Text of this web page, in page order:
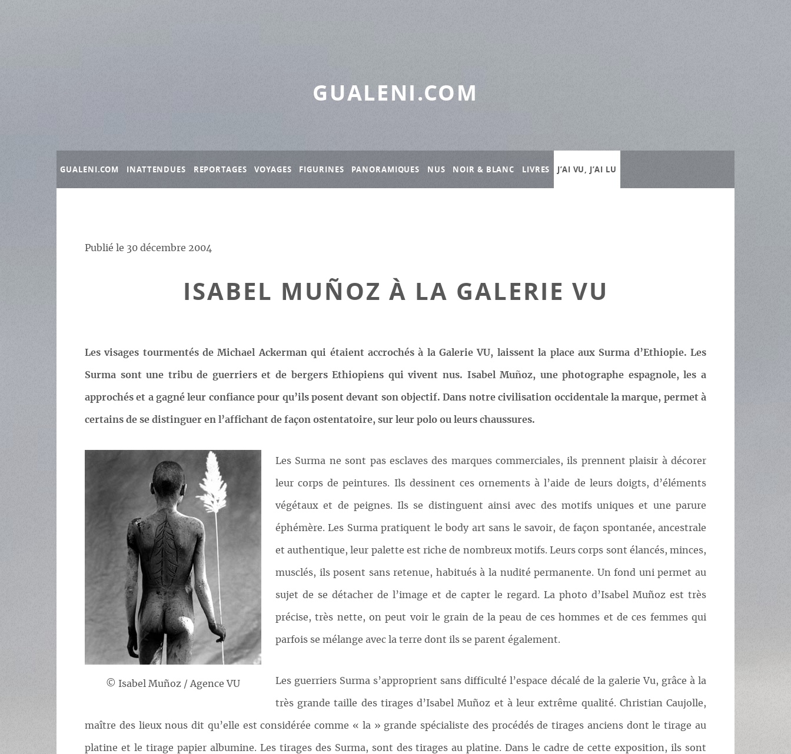
GUALENI.COM
GUALENI.COM INATTENDUES REPORTAGES VOYAGES FIGURINES PANORAMIQUES NUS NOIR & BLANC LIVRES J’AI VU, J’AI LU
Publié le 30 décembre 2004
ISABEL MUÑOZ À LA GALERIE VU
Les visages tourmentés de Michael Ackerman qui étaient accrochés à la Galerie VU, laissent la place aux Surma d’Ethiopie. Les
Surma sont une tribu de guerriers et de bergers Ethiopiens qui vivent nus. Isabel Muñoz, une photographe espagnole, les a
approchés et a gagné leur confiance pour qu’ils posent devant son objectif. Dans notre civilisation occidentale la marque, permet à
certains de se distinguer en l’affichant de façon ostentatoire, sur leur polo ou leurs chaussures.
© Isabel Muñoz / Agence VU
Les Surma ne sont pas esclaves des marques commerciales, ils prennent plaisir à décorer
leur corps de peintures. Ils dessinent ces ornements à l’aide de leurs doigts, d’éléments
végétaux et de peignes. Ils se distinguent ainsi avec des motifs uniques et une parure
éphémère. Les Surma pratiquent le body art sans le savoir, de façon spontanée, ancestrale
et authentique, leur palette est riche de nombreux motifs. Leurs corps sont élancés, minces,
musclés, ils posent sans retenue, habitués à la nudité permanente. Un fond uni permet au
sujet de se détacher de l’image et de capter le regard. La photo d’Isabel Muñoz est très
précise, très nette, on peut voir le grain de la peau de ces hommes et de ces femmes qui
parfois se mélange avec la terre dont ils se parent également.
Les guerriers Surma s’approprient sans difficulté l’espace décalé de la galerie Vu, grâce à la
très grande taille des tirages d’Isabel Muñoz et à leur extrême qualité. Christian Caujolle,
maître des lieux nous dit qu’elle est considérée comme « la » grande spécialiste des procédés de tirages anciens dont le tirage au
platine et le tirage papier albumine. Les tirages des Surma, sont des tirages au platine. Dans le cadre de cette exposition, ils sont